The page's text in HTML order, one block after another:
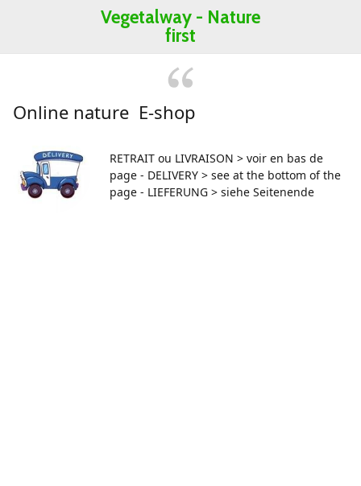
Vegetalway - Nature
first
Online nature E-shop
RETRAIT ou LIVRAISON > voir en bas de
page - DELIVERY > see at the bottom of the
page - LIEFERUNG > siehe Seitenende